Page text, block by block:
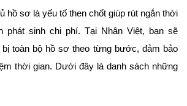
hồ sơ là yếu tố then chốt giúp rút ngắn thời
phát sinh chi phí. Tại Nhân Việt, bạn sẽ
toàn bộ hồ sơ theo từng bước, đảm bảo
thời gian. Dưới đây là danh sách những